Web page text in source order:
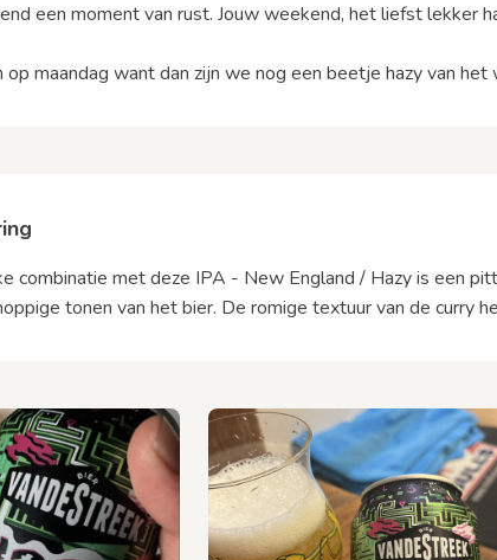
een moment van rust. Jouw weekend, het liefst lekker
op maandag want dan zijn we nog een beetje hazy van het
combinatie met deze IPA - New England / Hazy is een
tonen van het bier. De romige textuur van de curry